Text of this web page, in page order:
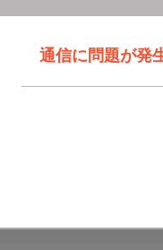
通信に問題が発